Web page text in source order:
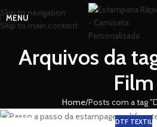
Skip to navigation
Skip to main content
MENU
Arquivos da
Film
Home Posts com a tag
DTF TEXTIL